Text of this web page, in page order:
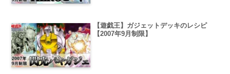
【遊戯王】ガジェットデッキのレシピ
【2007年9月制限】